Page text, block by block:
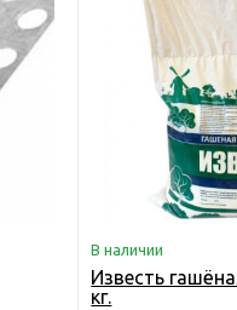
В наличии
Известь
кг.